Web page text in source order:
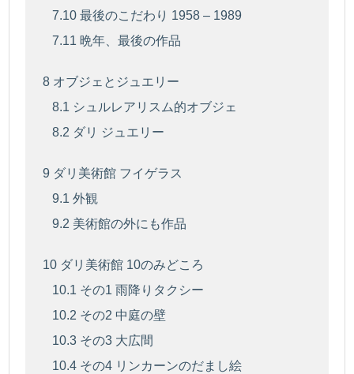
7.10 最後のこだわり 1958 – 1989
7.11 晩年、最後の作品
8 オブジェとジュエリー
8.1 シュルレアリスム的オブジェ
8.2 ダリ ジュエリー
9 ダリ美術館 フイゲラス
9.1 外観
9.2 美術館の外にも作品
10 ダリ美術館 10のみどころ
10.1 その1 雨降りタクシー
10.2 その2 中庭の壁
10.3 その3 大広間
10.4 その4 リンカーンのだまし絵